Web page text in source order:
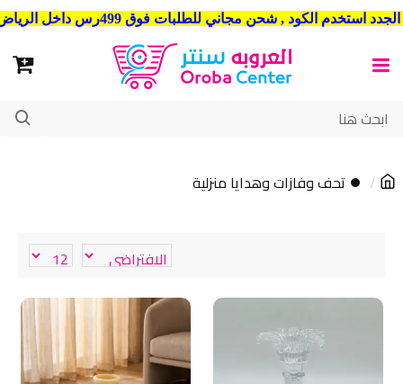
شحن مجاني للطلبات فوق 499رس داخل الرياض . وشحن الي جميع مدن المملكة العربية السعودية
⏺ تحف وفازات وهدايا منزلية